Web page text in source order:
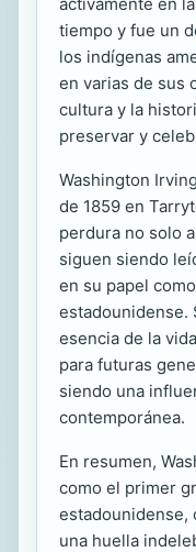
tiempo y fue un
los indígenas
en varias de sus
cultura y la
preservar y
Washington
de 1859 en
perdura no solo
siguen siendo
en su papel
estadounidense.
esencia de la
para futuras
siendo una
contemporánea.
En resumen,
como el primer
estadounidense,
una huella